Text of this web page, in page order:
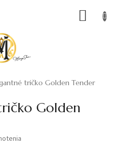
tričko Golden Tender
Golden